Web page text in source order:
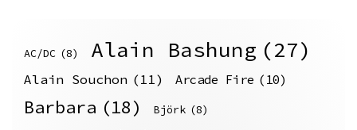
AC/DC (8) Alain Bashung (27)
Alain Souchon (11) Arcade Fire (10)
Barbara (18) Björk (8)